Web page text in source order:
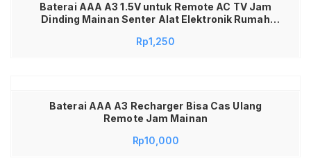
Baterai AAA A3 1.5V untuk Remote AC TV Jam
Dinding Mainan Senter Alat Elektronik Rumah
Pakai
Rp1,250
Baterai AAA A3 Recharger Bisa Cas Ulang
Remote Jam Mainan
Rp10,000